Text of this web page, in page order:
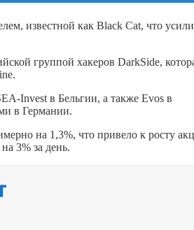
известной как Black Cat, что
группой хакеров DarkSide,
Invest в Бельгии, а также Evos в
в Германии.
на 1,3%, что привело к росту
3% за день.